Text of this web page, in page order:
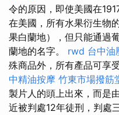
令的原因，即使美國在
在美國，所有水果衍生物
果白蘭地），但只能通過
蘭地的名字。 rwd 台中油
殊商品外，所有產品可享
中精油按摩 竹東市場撥筋
製片人的頭上出來，而是
近被判處12年徒刑，判處